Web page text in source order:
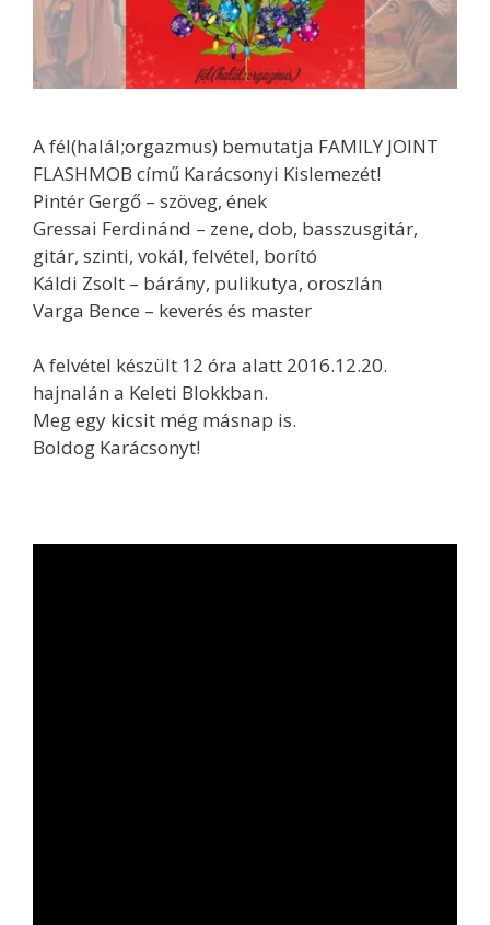
A fél(halál;orgazmus) bemutatja FAMILY JOINT
FLASHMOB című Karácsonyi Kislemezét!
Pintér Gergő – szöveg, ének
Gressai Ferdinánd – zene, dob, basszusgitár,
gitár, szinti, vokál, felvétel, borító
Káldi Zsolt – bárány, pulikutya, oroszlán
Varga Bence – keverés és master
A felvétel készült 12 óra alatt 2016.12.20.
hajnalán a Keleti Blokkban.
Meg egy kicsit még másnap is.
Boldog Karácsonyt!